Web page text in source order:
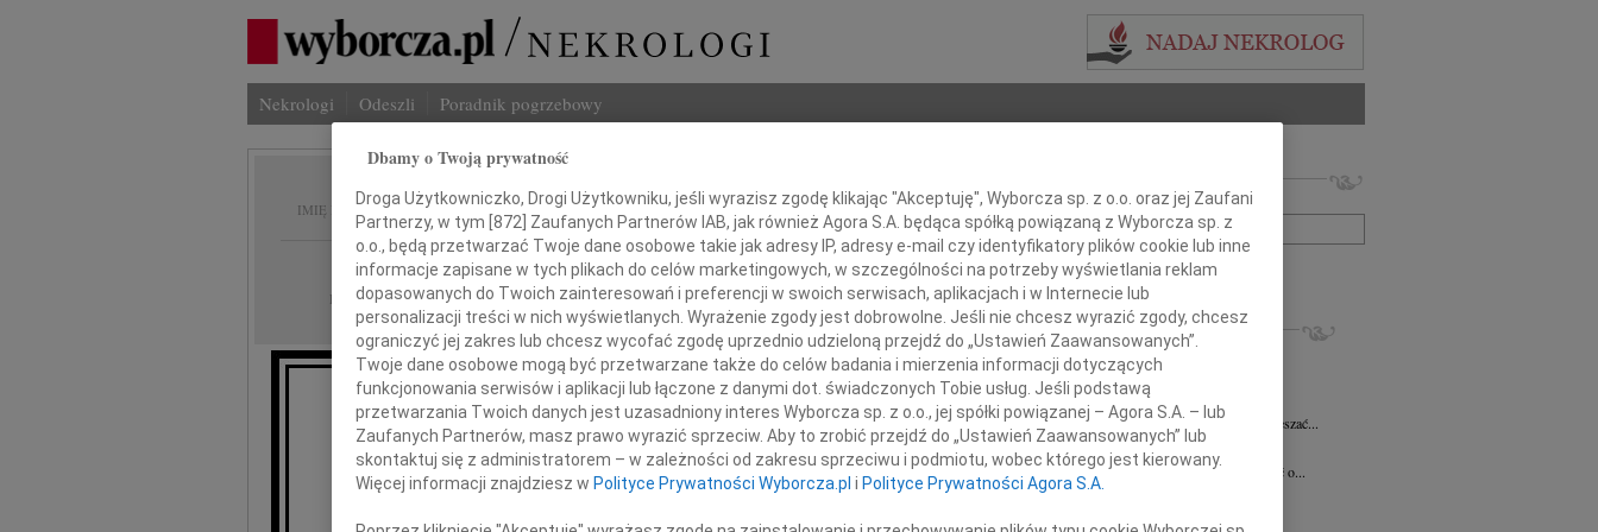
Nekrologi Odeszli Poradnik pogrzebowy
IMIĘ I NAZWISKO: Łukasz Wojnarowicz
REGION: Warszawa
DATA EMISJI: 30.06.2026
Imię i nazwisko lub numer ogłoszenia:
+ szukanie zaawansowane
INNE NEKROLOGI
Marek Pliszkiewicz 05.08.2026
Ze smutkiem żegnamy Profesora Marka...
Marianna Szymańska
Gdyby miłość mogła uzdrawiać a łzy wskrzeszać...
Andrzej Gołaszewski
Z wielkim smutkiem przyjęliśmy wiadomość o...
Andrzej Perzanowski
Z głębokim smutkiem i niedowierzaniem...
Dbamy o Twoją prywatność
Droga Użytkowniczko, Drogi Użytkowniku, jeśli wyrazisz zgodę klikając "Akceptuję", Wyborcza sp. z o.o. oraz jej Zaufani
Partnerzy, w tym [872] Zaufanych Partnerów IAB, jak również Agora S.A. będąca spółką powiązaną z Wyborcza sp. z
o.o., będą przetwarzać Twoje dane osobowe takie jak adresy IP, adresy e-mail czy identyfikatory plików cookie lub inne
informacje zapisane w tych plikach do celów marketingowych, w szczególności na potrzeby wyświetlania reklam
dopasowanych do Twoich zainteresowań i preferencji w swoich serwisach, aplikacjach i w Internecie lub
personalizacji treści w nich wyświetlanych. Wyrażenie zgody jest dobrowolne. Jeśli nie chcesz wyrazić zgody, chcesz
ograniczyć jej zakres lub chcesz wycofać zgodę uprzednio udzieloną przejdź do „Ustawień Zaawansowanych”.
Twoje dane osobowe mogą być przetwarzane także do celów badania i mierzenia informacji dotyczących
funkcjonowania serwisów i aplikacji lub łączone z danymi dot. świadczonych Tobie usług. Jeśli podstawą
przetwarzania Twoich danych jest uzasadniony interes Wyborcza sp. z o.o., jej spółki powiązanej – Agora S.A. – lub
Zaufanych Partnerów, masz prawo wyrazić sprzeciw. Aby to zrobić przejdź do „Ustawień Zaawansowanych” lub
skontaktuj się z administratorem – w zależności od zakresu sprzeciwu i podmiotu, wobec którego jest kierowany.
Więcej informacji znajdziesz w Polityce Prywatności Wyborcza.pl i Polityce Prywatności Agora S.A.